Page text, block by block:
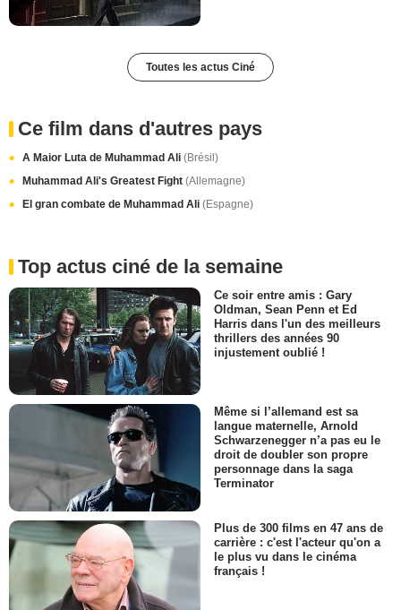
Toutes les actus Ciné
Ce film dans d'autres pays
A Maior Luta de Muhammad Ali (Brésil)
Muhammad Ali's Greatest Fight (Allemagne)
El gran combate de Muhammad Ali (Espagne)
Top actus ciné de la semaine
Ce soir entre amis : Gary
Oldman, Sean Penn et Ed
Harris dans l'un des meilleurs
thrillers des années 90
injustement oublié !
Même si l’allemand est sa
langue maternelle, Arnold
Schwarzenegger n’a pas eu le
droit de doubler son propre
personnage dans la saga
Terminator
Plus de 300 films en 47 ans de
carrière : c'est l'acteur qu'on a
le plus vu dans le cinéma
français !